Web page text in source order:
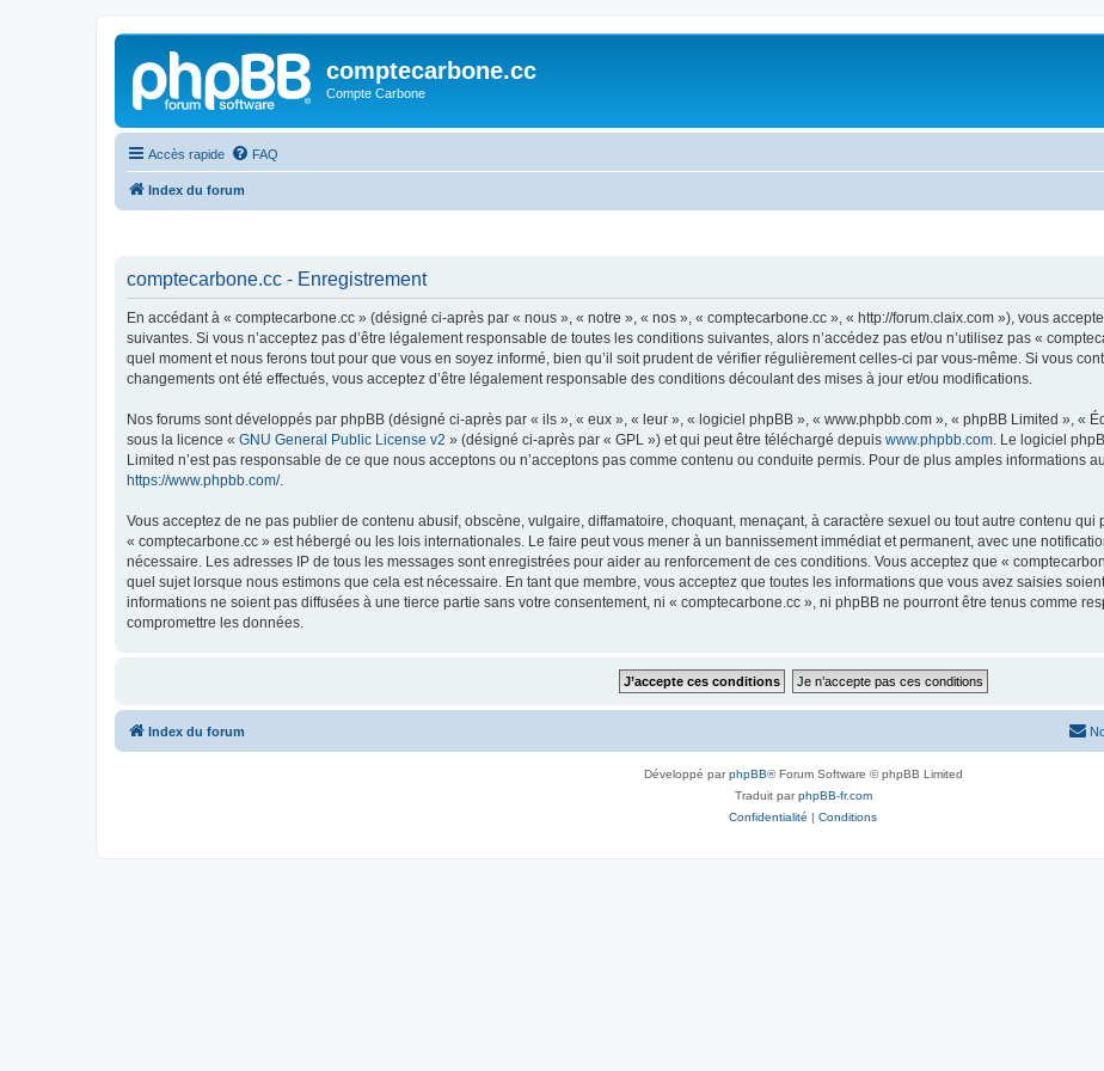
comptecarbone.cc
Compte Carbone
Accès rapide FAQ
Index du forum
comptecarbone.cc - Enregistrement
En accédant à « comptecarbone.cc » (désigné ci-après par « nous », « notre », « nos », « comptecarbone.cc », « http://forum.claix.com »), vous
suivantes. Si vous n’acceptez pas d’être légalement responsable de toutes les conditions suivantes, alors n’accédez pas et/ou n’utilisez pas «
quel moment et nous ferons tout pour que vous en soyez informé, bien qu’il soit prudent de vérifier régulièrement celles-ci par vous-même. Si vous
changements ont été effectués, vous acceptez d’être légalement responsable des conditions découlant des mises à jour et/ou modifications.
Nos forums sont développés par phpBB (désigné ci-après par « ils », « eux », « leur », « logiciel phpBB », « www.phpbb.com », « phpBB Limited », «
sous la licence « GNU General Public License v2 » (désigné ci-après par « GPL ») et qui peut être téléchargé depuis www.phpbb.com. Le logiciel
Limited n’est pas responsable de ce que nous acceptons ou n’acceptons pas comme contenu ou conduite permis. Pour de plus amples informations
https://www.phpbb.com/.
Vous acceptez de ne pas publier de contenu abusif, obscène, vulgaire, diffamatoire, choquant, menaçant, à caractère sexuel ou tout autre contenu
« comptecarbone.cc » est hébergé ou les lois internationales. Le faire peut vous mener à un bannissement immédiat et permanent, avec une
nécessaire. Les adresses IP de tous les messages sont enregistrées pour aider au renforcement de ces conditions. Vous acceptez que «
quel sujet lorsque nous estimons que cela est nécessaire. En tant que membre, vous acceptez que toutes les informations que vous avez saisies
informations ne soient pas diffusées à une tierce partie sans votre consentement, ni « comptecarbone.cc », ni phpBB ne pourront être tenus comme
compromettre les données.
Index du forum
Développé parphpBB® Forum Software © phpBB Limited
Traduit parphpBB-fr.com
Confidentialité | Conditions